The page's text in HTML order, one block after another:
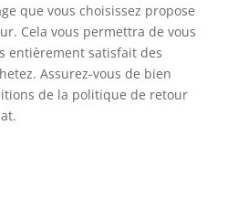
que vous choisissez propose
Cela vous permettra de vous
entièrement satisfait des
Assurez-vous de bien
de la politique de retour